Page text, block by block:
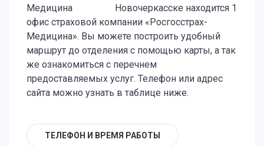
Новочеркасске находится 1
офис страховой компании «Росгосстрах-
Медицина». Вы можете построить удобный
маршрут до отделения с помощью карты, а так
же ознакомиться с перечнем
предоставляемых услуг. Телефон или адрес
сайта можно узнать в таблице ниже.
ТЕЛЕФОН И ВРЕМЯ РАБОТЫ